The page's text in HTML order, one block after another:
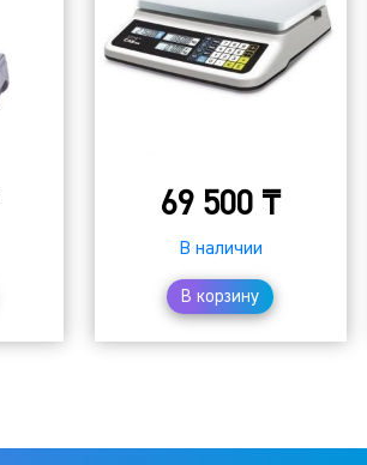
69 500 ₸
В наличии
В корзину